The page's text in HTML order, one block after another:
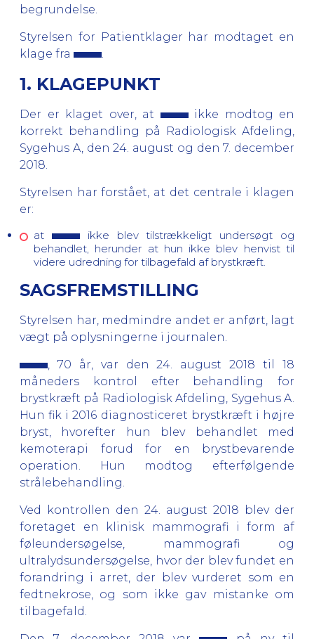
begrundelse.
Styrelsen for Patientklager har modtaget en
klage fra
1. KLAGEPUNKT
Der er klaget over, at
ikke modtog en
korrekt behandling på Radiologisk Afdeling,
Sygehus A, den 24. august og den 7. december
2018.
Styrelsen har forstået, at det centrale i klagen
er:
at
ikke blev tilstrækkeligt undersøgt og
behandlet, herunder at hun ikke blev henvist til
videre udredning for tilbagefald af brystkræft.
SAGSFREMSTILLING
Styrelsen har, medmindre andet er anført, lagt
vægt på oplysningerne i journalen.
, 70 år, var den 24. august 2018 til 18
måneders kontrol efter behandling for
brystkræft på Radiologisk Afdeling, Sygehus A.
Hun fik i 2016 diagnosticeret brystkræft i højre
bryst, hvorefter hun blev behandlet med
kemoterapi forud for en brystbevarende
operation. Hun modtog efterfølgende
strålebehandling.
Ved kontrollen den 24. august 2018 blev der
foretaget en klinisk mammografi i form af
føleundersøgelse, mammografi og
ultralydsundersøgelse, hvor der blev fundet en
forandring i arret, der blev vurderet som en
fedtnekrose, og som ikke gav mistanke om
tilbagefald.